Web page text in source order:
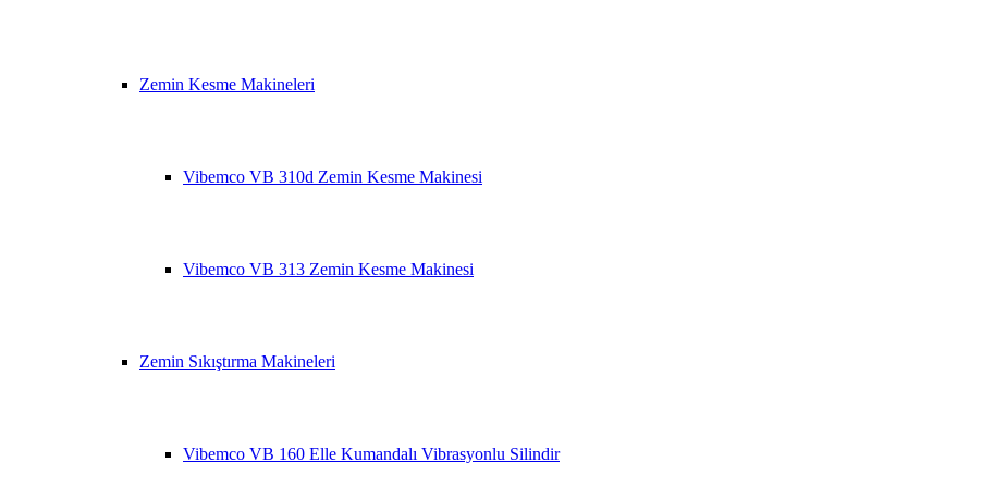
Zemin Kesme Makineleri
Vibemco VB 310d Zemin Kesme Makinesi
Vibemco VB 313 Zemin Kesme Makinesi
Zemin Sıkıştırma Makineleri
Vibemco VB 160 Elle Kumandalı Vibrasyonlu Silindir